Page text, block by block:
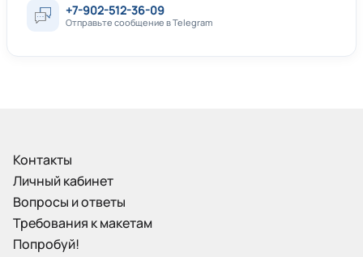
+7-902-512-36-09
Отправьте сообщение в Telegram
Контакты
Личный кабинет
Вопросы и ответы
Требования к макетам
Попробуй!